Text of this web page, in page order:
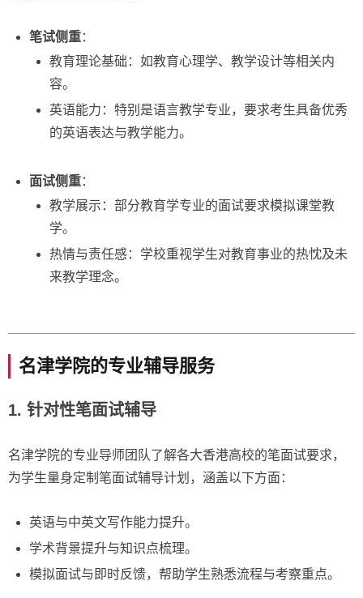
笔试侧重：
教育理论基础：如教育心理学、教学设计等相关内
容。
英语能力：特别是语言教学专业，要求考生具备优秀
的英语表达与教学能力。
面试侧重：
教学展示：部分教育学专业的面试要求模拟课堂教
学。
热情与责任感：学校重视学生对教育事业的热忱及未
来教学理念。
名津学院的专业辅导服务
1. 针对性笔面试辅导
名津学院的专业导师团队了解各大香港高校的笔面试要求，
为学生量身定制笔面试辅导计划，涵盖以下方面：
英语与中英文写作能力提升。
学术背景提升与知识点梳理。
模拟面试与即时反馈，帮助学生熟悉流程与考察重点。